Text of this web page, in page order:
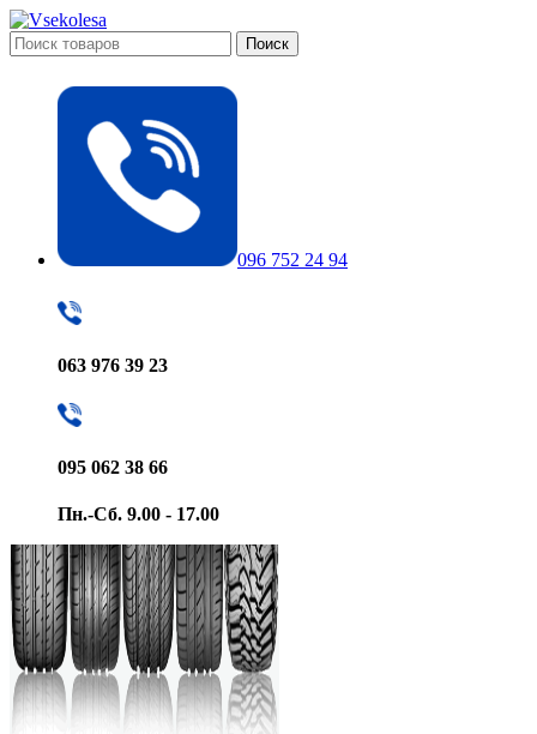
Поиск
096 752 24 94
063 976 39 23
095 062 38 66
Пн.-Сб. 9.00 - 17.00